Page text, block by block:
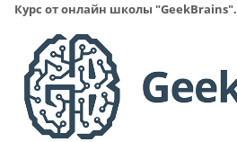
Курс от онлайн школы "GeekBrains".